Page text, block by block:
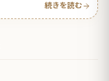
続きを読む